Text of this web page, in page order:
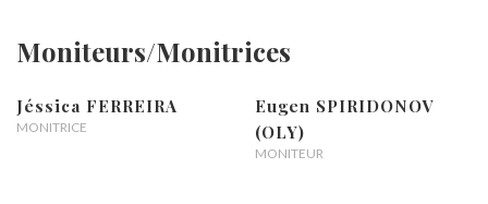
Moniteurs/Monitrices
Jéssica FERREIRA
MONITRICE
Eugen SPIRIDONOV
(OLY)
MONITEUR